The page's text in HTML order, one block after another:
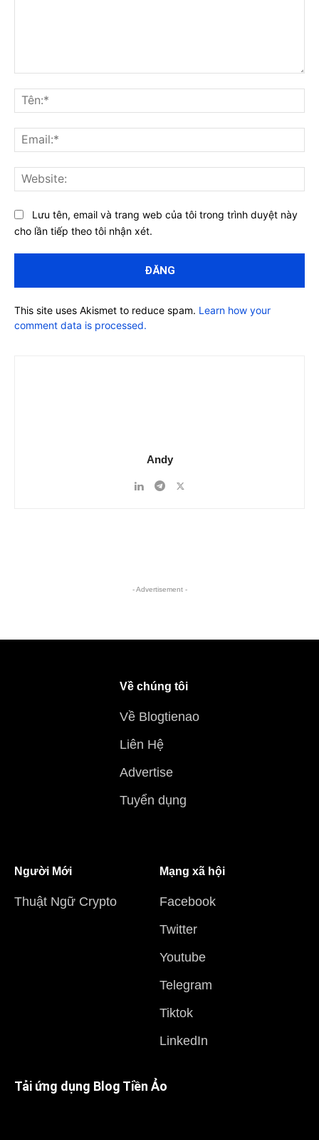
luận:
Lưu tên, email và trang web của tôi trong trình duyệt này
cho lần tiếp theo tôi nhận xét.
This site uses Akismet to reduce spam. Learn how your
comment data is processed.
Andy
- Advertisement -
Về chúng tôi
Về Blogtienao
Liên Hệ
Advertise
Tuyển dụng
Người Mới
Thuật Ngữ Crypto
Mạng xã hội
Facebook
Twitter
Youtube
Telegram
Tiktok
LinkedIn
Tải ứng dụng Blog Tiền Ảo